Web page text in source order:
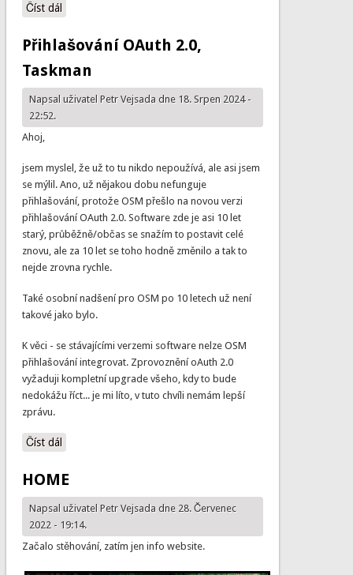
Číst dálHeslo k mapapi
Přihlašování OAuth 2.0,
Taskman
Napsal uživatel Petr Vejsadadne 18. Srpen 2024 -
22:52.
Ahoj,
jsem myslel, že už to tu nikdo nepoužívá, ale asi jsem
se mýlil. Ano, už nějakou dobu nefunguje
přihlašování, protože OSM přešlo na novou verzi
přihlašování OAuth 2.0. Software zde je asi 10 let
starý, průběžně/občas se snažím to postavit celé
znovu, ale za 10 let se toho hodně změnilo a tak to
nejde zrovna rychle.
Také osobní nadšení pro OSM po 10 letech už není
takové jako bylo.
K věci - se stávajícími verzemi software nelze OSM
přihlašování integrovat. Zprovoznění oAuth 2.0
vyžaduji kompletní upgrade všeho, kdy to bude
nedokážu říct... je mi líto, v tuto chvíli nemám lepší
zprávu.
Číst dálPřihlašování OAuth 2.0, Taskman
HOME
Napsal uživatel Petr Vejsadadne 28. Červenec
2022 - 19:14.
Začalo stěhování, zatím jen info website.